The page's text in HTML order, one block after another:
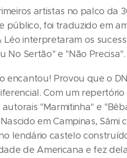
artistas no palco da
público, foi traduzido em
Léo interpretaram os
No Sertão" e "Não Precisa".
encantou! Provou que o
Com um repertório
"Marmitinha" e
em Campinas, Sâmi
lendário castelo
de Americana e fez